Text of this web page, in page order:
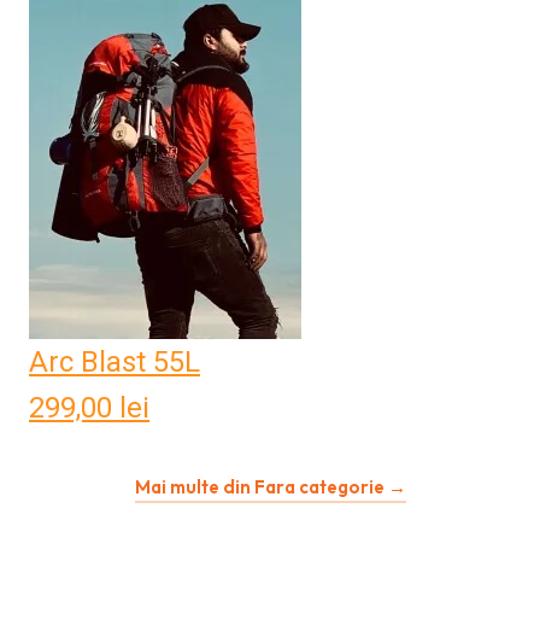
Arc Blast 55L
299,00 lei
Mai multe din Fara categorie →